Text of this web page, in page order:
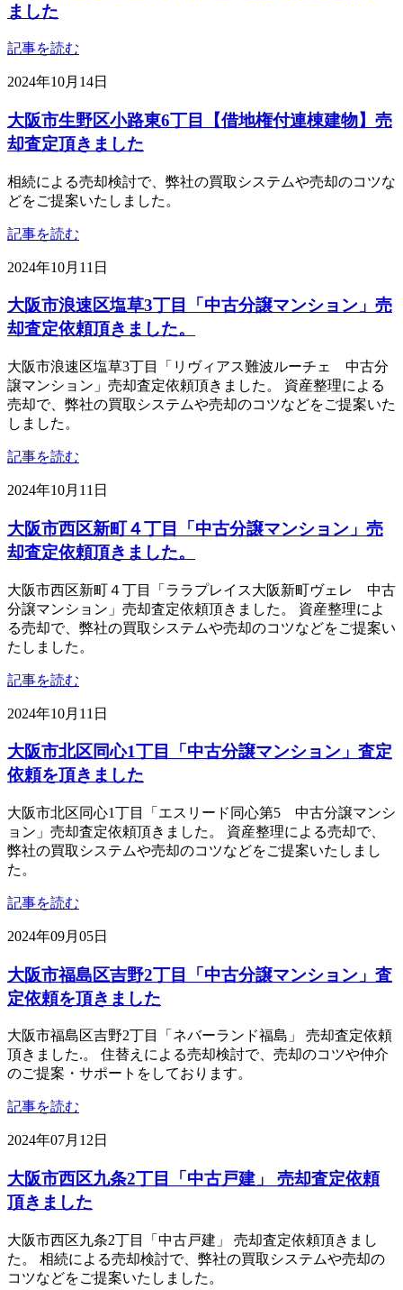
ました
記事を読む
2024年10月14日
大阪市生野区小路東6丁目【借地権付連棟建物】売
却査定頂きました
相続による売却検討で、弊社の買取システムや売却のコツな
どをご提案いたしました。
記事を読む
2024年10月11日
大阪市浪速区塩草3丁目「中古分譲マンション」売
却査定依頼頂きました。
大阪市浪速区塩草3丁目「リヴィアス難波ルーチェ 中古分
譲マンション」売却査定依頼頂きました。 資産整理による
売却で、弊社の買取システムや売却のコツなどをご提案いた
しました。
記事を読む
2024年10月11日
大阪市西区新町４丁目「中古分譲マンション」売
却査定依頼頂きました。
大阪市西区新町４丁目「ララプレイス大阪新町ヴェレ 中古
分譲マンション」売却査定依頼頂きました。 資産整理によ
る売却で、弊社の買取システムや売却のコツなどをご提案い
たしました。
記事を読む
2024年10月11日
大阪市北区同心1丁目「中古分譲マンション」査定
依頼を頂きました
大阪市北区同心1丁目「エスリード同心第5 中古分譲マンシ
ョン」売却査定依頼頂きました。 資産整理による売却で、
弊社の買取システムや売却のコツなどをご提案いたしまし
た。
記事を読む
2024年09月05日
大阪市福島区吉野2丁目「中古分譲マンション」査
定依頼を頂きました
大阪市福島区吉野2丁目「ネバーランド福島」 売却査定依頼
頂きました.。 住替えによる売却検討で、売却のコツや仲介
のご提案・サポートをしております。
記事を読む
2024年07月12日
大阪市西区九条2丁目「中古戸建」 売却査定依頼
頂きました
大阪市西区九条2丁目「中古戸建」 売却査定依頼頂きまし
た。 相続による売却検討で、弊社の買取システムや売却の
コツなどをご提案いたしました。